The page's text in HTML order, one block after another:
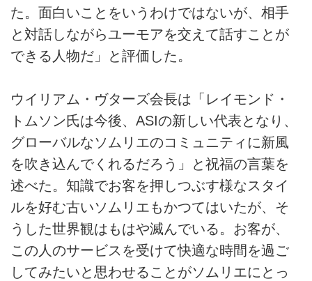
た。面白いことをいうわけではないが、相手
と対話しながらユーモアを交えて話すことが
できる人物だ」と評価した。
ウイリアム・ヴターズ会長は「レイモンド・
トムソン氏は今後、ASIの新しい代表となり、
グローバルなソムリエのコミュニティに新風
を吹き込んでくれるだろう」と祝福の言葉を
述べた。知識でお客を押しつぶす様なスタイ
ルを好む古いソムリエもかつてはいたが、そ
うした世界観はもはや滅んでいる。お客が、
この人のサービスを受けて快適な時間を過ご
してみたいと思わせることがソムリエにとっ